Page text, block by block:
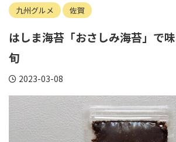
九州グルメ
佐賀
はしま海苔「おさしみ海苔」で
旬
2023-03-08